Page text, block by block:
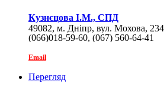
Кузнєцова І.М., СПД
49082, м. Дніпр, вул. Мохова, 234
(066)018-59-60, (067) 560-64-41
Email
Перегляд